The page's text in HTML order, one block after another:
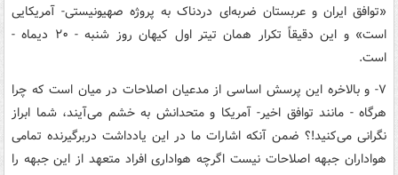
«توافق ایران و عربستان ضربه‌ای دردناک به پروژه صهیونیستی- آمریکایی
است» و این دقیقاً تکرار همان تیتر اول کیهان روز شنبه - ۲۰ دیماه -
است.
۷- و بالاخره این پرسش اساسی از مدعیان اصلاحات در میان است که چرا
هرگاه - مانند توافق اخیر- آمریکا و متحدانش به خشم می‌آیند، شما ابراز
نگرانی می‌کنید!؟ ضمن آنکه اشارات ما در این یادداشت دربرگیرنده تمامی
هواداران جبهه اصلاحات نیست اگرچه هواداری افراد متعهد از این جبهه را